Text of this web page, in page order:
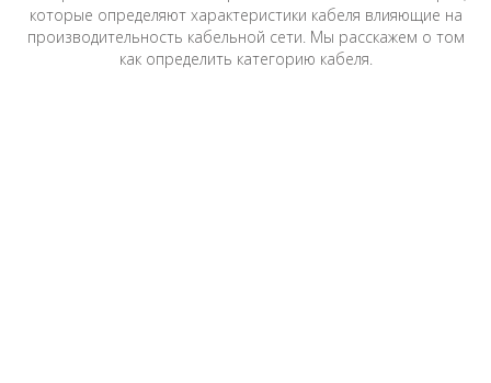
которые определяют характеристики кабеля влияющие на
производительность кабельной сети. Мы расскажем о том
как определить категорию кабеля.